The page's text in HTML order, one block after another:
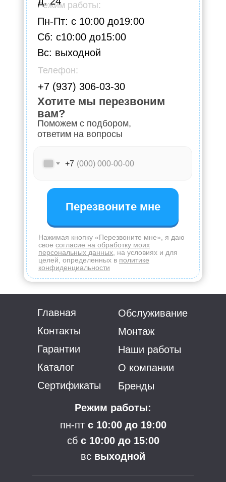
+7 (937) 306-03-30
Телефон:
Пн-Пт: с 10:00 до19:00
Сб: с10:00 до15:00
Вс: выходной
Режим работы:
Нажимая кнопку «Перезвоните мне», я даю
свое согласие на обработку моих
персональных данных , на условиях и для
целей, определенных в политике
конфиденциальности
+7
Перезвоните мне
Поможем с подбором,
ответим на вопросы
Хотите мы перезвоним
вам?
Главная
Бренды
Каталог
Контакты
Режим работы:
пн-пт с 10:00 до 19:00
сб с 10:00 до 15:00
вс выходной
Сертификаты
Монтаж
О компании
Гарантии
Обслуживание
Наши работы